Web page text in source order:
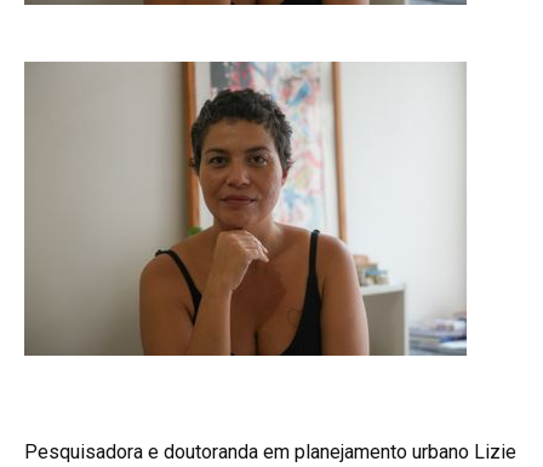
Pesquisadora e doutoranda em planejamento urbano Lizie